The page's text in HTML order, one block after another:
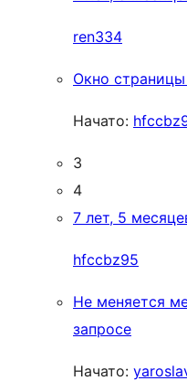
ren334
Окно страницы
Начато:
3
4
7 лет, 5
hfccbz95
Не меняется
запросе
Начато: